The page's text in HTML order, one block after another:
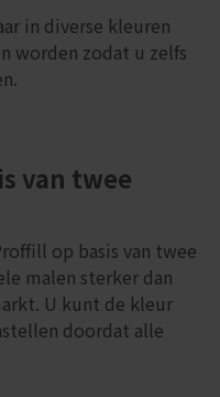
in diverse kleuren
worden zodat u zelfs
van twee
op basis van twee
malen sterker dan
U kunt de kleur
doordat alle